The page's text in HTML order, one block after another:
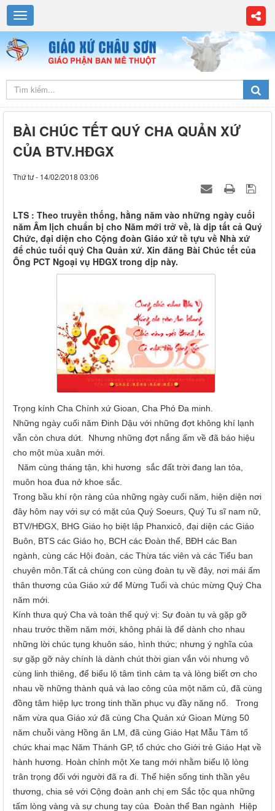
BÀI CHÚC TẾT QUÝ CHA QUẢN XỨ
CỦA BTV.HĐGX
Thứ tư - 14/02/2018 03:06
LTS : Theo truyền thống, hằng năm vào những ngày cuối
năm Âm lịch chuẩn bị cho Năm mới trở về, là dịp tất cả Quý
Chức, đại diện cho Cộng đoàn Giáo xứ tề tựu về Nhà xứ
để chúc tuổi quý Cha Quản xứ. Xin đăng Bài Chúc tết của
Ông PCT Ngoại vụ HĐGX trong dịp này.
Trọng kính Cha Chính xứ Gioan, Cha Phó Đa minh.
Những ngày cuối năm Đinh Dậu với những đợt không khí lạnh
vẫn còn chưa dứt. Nhưng những đợt nắng ấm về đã báo hiệu
cho một mùa xuân mới.
Năm cùng tháng tận, khi hương sắc đất trời đang lan tỏa,
muôn hoa đua nở khoe sắc.
Trong bầu khí rộn ràng của những ngày cuối năm, hiện diện nơi
đây hôm nay với sự có mặt của Quý Soeurs, Quý Tu sĩ nam nữ,
BTV/HĐGX, BHG Giáo họ biệt lập Phanxicô, đại diện các Giáo
Buôn, BTS các Giáo họ, BCH các Đoàn thể, BĐH các Ban
ngành, cùng các Hội đoàn, các Thừa tác viên và các Tiểu ban
chuyên môn.Tất cả chúng con cùng đoàn tụ về đây, nơi mái ấm
thân thương của Giáo xứ để Mừng Tuổi và chúc mừng Quý Cha
năm mới.
Kính thưa quý Cha và toàn thể quý vị: Sự đoàn tụ và gặp gỡ
nhau trước thềm năm mới, không phải là để dành cho nhau
những lời chúc tụng khuôn sáo, hình thức; nhưng ý nghĩa của
sự gặp gỡ này chính là dành chút thời gian vắn vỏi nhưng vô
cùng linh thiêng, để biểu lộ tâm tình cảm tạ và lòng biết ơn cho
nhau về những thành quả và lao công của một năm củ, đã cùng
đồng tâm hiệp lực trong tinh thần phục vụ đầy năng nổ. Trong
năm vừa qua Giáo xứ đã cùng Cha Quản xứ Gioan Mừng 50
năm chuỗi vàng Hồng ân LM, đã cùng Giáo Hạt Mẫu Tâm tổ
chức khai mạc Năm Thánh GP, tổ chức cho Giới trẻ Giáo Hạt về
hành hương. Hoàn chỉnh một Xe tang mới nhằm biểu lộ lòng
trân trọng đối với người đã ra đi. Thể hiện sống tinh thần yêu
thương, chia sẻ với Cộng đoàn anh chị em Sắc tộc qua những
tấm lòng vàng và sự chung tay của Đoàn thể Ban ngành Hiệp